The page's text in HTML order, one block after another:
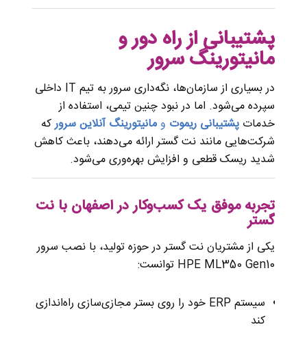
پشتیبانی از راه دور و
مانیتورینگ سرور
در بسیاری از سازمان‌ها، نگه‌داری سرور به تیم IT داخلی
سپرده می‌شود. اما در نبود چنین تیمی، استفاده از
خدماتپشتیبانی ریموت ومانیتورینگ آنلاین سرورکه
شرکت‌هایی مانند نت گستر ارائه می‌دهند، باعث کاهش
شدید ریسک قطعی و افزایش بهره‌وری می‌شود.
تجربه موفق یک کسب‌وکار در اصفهان با نت
گستر
یکی از مشتریان نت گستر در حوزه تولید، با نصب سرور
HPE ML350 Gen10 توانست:
سیستم ERP خود را روی بستر مجازی‌سازی راه‌اندازی
کند